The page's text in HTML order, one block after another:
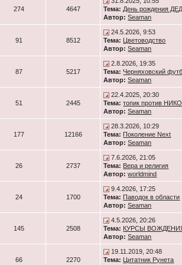
274 4647
Тема: День рождения
Автор: Seaman
91 8512
24.5.2026, 9:53
Тема: Цветоводство
Автор: Seaman
87 5217
2.8.2026, 19:35
Тема: Черняховский
Автор: Seaman
51 2445
22.4.2025, 20:30
Тема: топик против
Автор: Seaman
177 12166
28.3.2026, 10:29
Тема: Поколение Next
Автор: Seaman
26 2737
7.6.2026, 21:05
Тема: Вера и религия
Автор: worldmind
24 1700
9.4.2026, 17:25
Тема: Паводок в области
Автор: Seaman
145 2508
4.5.2026, 20:26
Тема: КУРСЫ
Автор: Seaman
66 2270
19.11.2019, 20:48
Тема: Цитатник Рунета